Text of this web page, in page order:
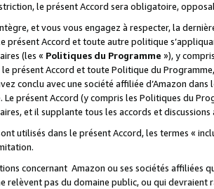
le présent Accord sera obligatoire,
et vous vous engagez à respecter, la
présent Accord et toute autre politique
(les « Politiques du Programme »), y
présent Accord et toute Politique du
conclu avec une société affiliée d’Amazon
Le présent Accord (y compris les Politiques du
et il supplante tous les accords et discussions
utilisés dans le présent Accord, les termes «
concernant Amazon ou ses sociétés affiliées
relèvent pas du domaine public, ou qui